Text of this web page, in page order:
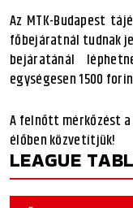
Az MTK-Budapest
főbejáratnál tudnak
bejáratánál
egységesen 1500
A felnőtt mérkőzést a
élőben közvetítjük!
LEAGUE